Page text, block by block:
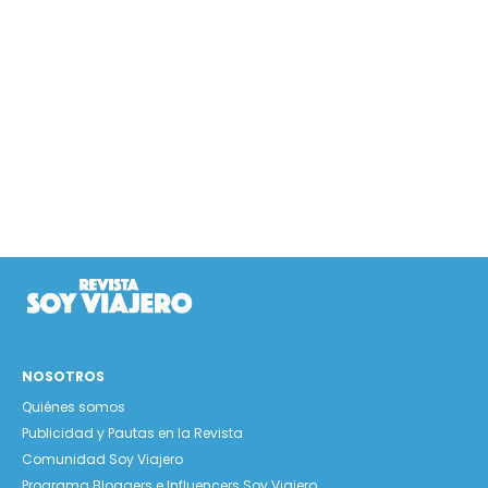
NOSOTROS
Quiénes somos
Publicidad y Pautas en la Revista
Comunidad Soy Viajero